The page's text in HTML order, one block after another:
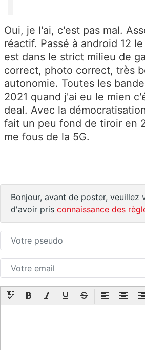
Oui, je l'ai, c'est pas mal.
réactif. Passé à android 12
est dans le strict milieu de
correct, photo correct, très
autonomie. Toutes les
2021 quand j'ai eu le mien
deal. Avec la
fait un peu fond de tiroir en
me fous de la 5G.
Bonjour, avant de poster, veuillez
d'avoir pris connaissance des